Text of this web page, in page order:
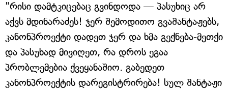
"რისი დამტკიცებაც გვინდოდა — პასუხიც არ
აქვს მდინარაძეს! ჯერ შემოდითო გვაშანტაჟებს,
კანონპროექტი დადეთ ჯერ და ხმა გექნება-მეთქი
და პასუხად მივიღეთ, რა დროს ეგაა
პრობლემებია ქვეყანაშიო. გაბედეთ
კანონპროექტის დარეგისტრირება! სულ შანტაჟი